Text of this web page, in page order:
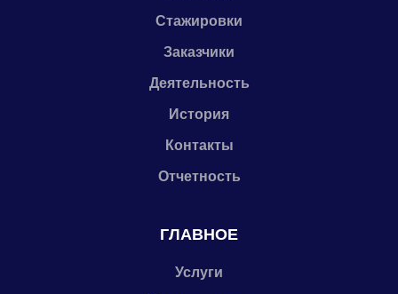
Стажировки
Заказчики
Деятельность
История
Контакты
Отчетность
ГЛАВНОЕ
Услуги